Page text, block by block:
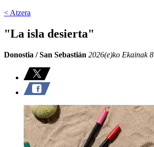
< Atzera
"La isla desierta"
Donostia / San Sebastián 2026(e)ko Ekainak 8